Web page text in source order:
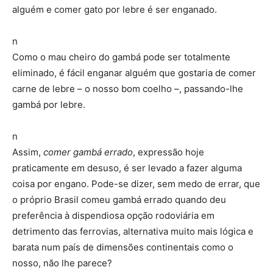
alguém e comer gato por lebre é ser enganado.
n
Como o mau cheiro do gambá pode ser totalmente
eliminado, é fácil enganar alguém que gostaria de comer
carne de lebre – o nosso bom coelho –, passando-lhe
gambá por lebre.
n
Assim, comer gambá errado, expressão hoje
praticamente em desuso, é ser levado a fazer alguma
coisa por engano. Pode-se dizer, sem medo de errar, que
o próprio Brasil comeu gambá errado quando deu
preferência à dispendiosa opção rodoviária em
detrimento das ferrovias, alternativa muito mais lógica e
barata num país de dimensões continentais como o
nosso, não lhe parece?